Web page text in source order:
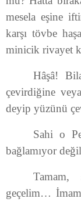
mesela eşine
karşı tövbe
minicik rivayet
Hâşâ!
çevirdiğine
deyip yüzünü
Sahi o
bağlamıyor
Tamam,
geçelim…